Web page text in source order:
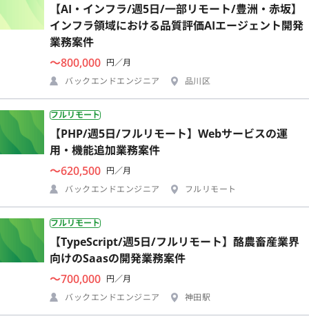
【AI・インフラ/週5日/一部リモート/豊洲・赤坂】
インフラ領域における品質評価AIエージェント開発
業務案件
〜800,000 円／月
バックエンドエンジニア
品川区
フルリモート
【PHP/週5日/フルリモート】Webサービスの運
用・機能追加業務案件
〜620,500 円／月
バックエンドエンジニア
フルリモート
フルリモート
【TypeScript/週5日/フルリモート】酪農畜産業界
向けのSaasの開発業務案件
〜700,000 円／月
バックエンドエンジニア
神田駅